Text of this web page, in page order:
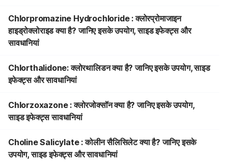
Chlorpromazine Hydrochloride : क्लोरप्रोमाजाइन
हाइड्रोक्लोराइड क्या है? जानिए इसके उपयोग, साइड इफेक्ट्स और
सावधानियां
Chlorthalidone: क्लोरथालिडन क्या है? जानिए इसके उपयोग, साइड
इफेक्ट्स और सावधानियां
Chlorzoxazone : क्लोरजोक्सॉन क्या है? जानिए इसके उपयोग,
साइड इफेक्ट्स सावधानियां
Choline Salicylate : कोलीन सैलिसिलेट क्या है? जानिए इसके
उपयोग, साइड इफेक्ट्स और सावधानियां